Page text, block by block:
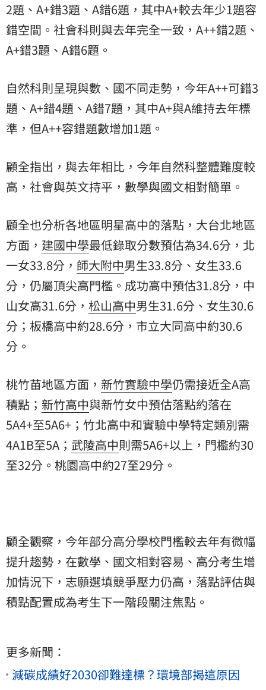
2題、A+錯3題、A錯6題，其中A+較去年少1題容
錯空間。社會科則與去年完全一致，A++錯2題、
A+錯3題、A錯6題。
自然科則呈現與數、國不同走勢，今年A++可錯3
題、A+錯4題、A錯7題，其中A+與A維持去年標
準，但A++容錯題數增加1題。
顧全指出，與去年相比，今年自然科整體難度較
高，社會與英文持平，數學與國文相對簡單。
顧全也分析各地區明星高中的落點，大台北地區
方面， 建國中學最低錄取分數預估為34.6分，北
一女33.8分， 師大附中男生33.8分、女生33.6
分，仍屬頂尖高門檻。成功高中預估31.8分，中
山女高31.6分， 松山高中男生31.6分、女生30.6
分；板橋高中約28.6分，市立大同高中約30.6
分。
桃竹苗地區方面， 新竹實驗中學仍需接近全A高
積點； 新竹高中與新竹女中預估落點約落在
5A4+至5A6+；竹北高中和實驗中學特定類別需
4A1B至5A； 武陵高中則需5A6+以上，門檻約30
至32分。桃園高中約27至29分。
顧全觀察，今年部分高分學校門檻較去年有微幅
提升趨勢，在數學、國文相對容易、高分考生增
加情況下，志願選填競爭壓力仍高，落點評估與
積點配置成為考生下一階段關注焦點。
更多新聞：
減碳成績好2030卻難達標？環境部揭這原因